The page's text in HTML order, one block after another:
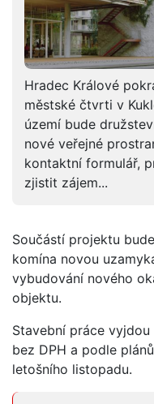
Hradec Králové
městské čtvrti v
území bude
nové veřejné
kontaktní formulář,
zjistit zájem...
Součástí projektu
komína novou
vybudování nového
objektu.
Stavební práce
bez DPH a podle
letošního listopadu.